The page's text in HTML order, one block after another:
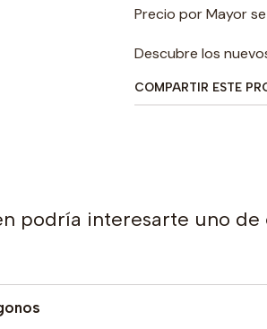
Precio por Mayor
Descubre los
COMPARTIR ESTE
podría interesarte uno de